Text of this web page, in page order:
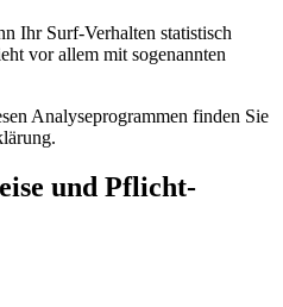
Ihr Surf-Verhalten statistisch
vor allem mit sogenannten
Analyseprogrammen finden Sie
und Pflicht­